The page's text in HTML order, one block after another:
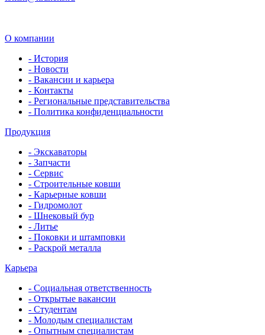
О компании
- История
- Новости
- Вакансии и карьера
- Контакты
- Региональные представительства
- Политика конфиденциальности
Продукция
- Экскаваторы
- Запчасти
- Сервис
- Строительные ковши
- Карьерные ковши
- Гидромолот
- Шнековый бур
- Литье
- Поковки и штамповки
- Раскрой металла
Карьера
- Социальная ответственность
- Открытые вакансии
- Студентам
- Молодым специалистам
- Опытным специалистам